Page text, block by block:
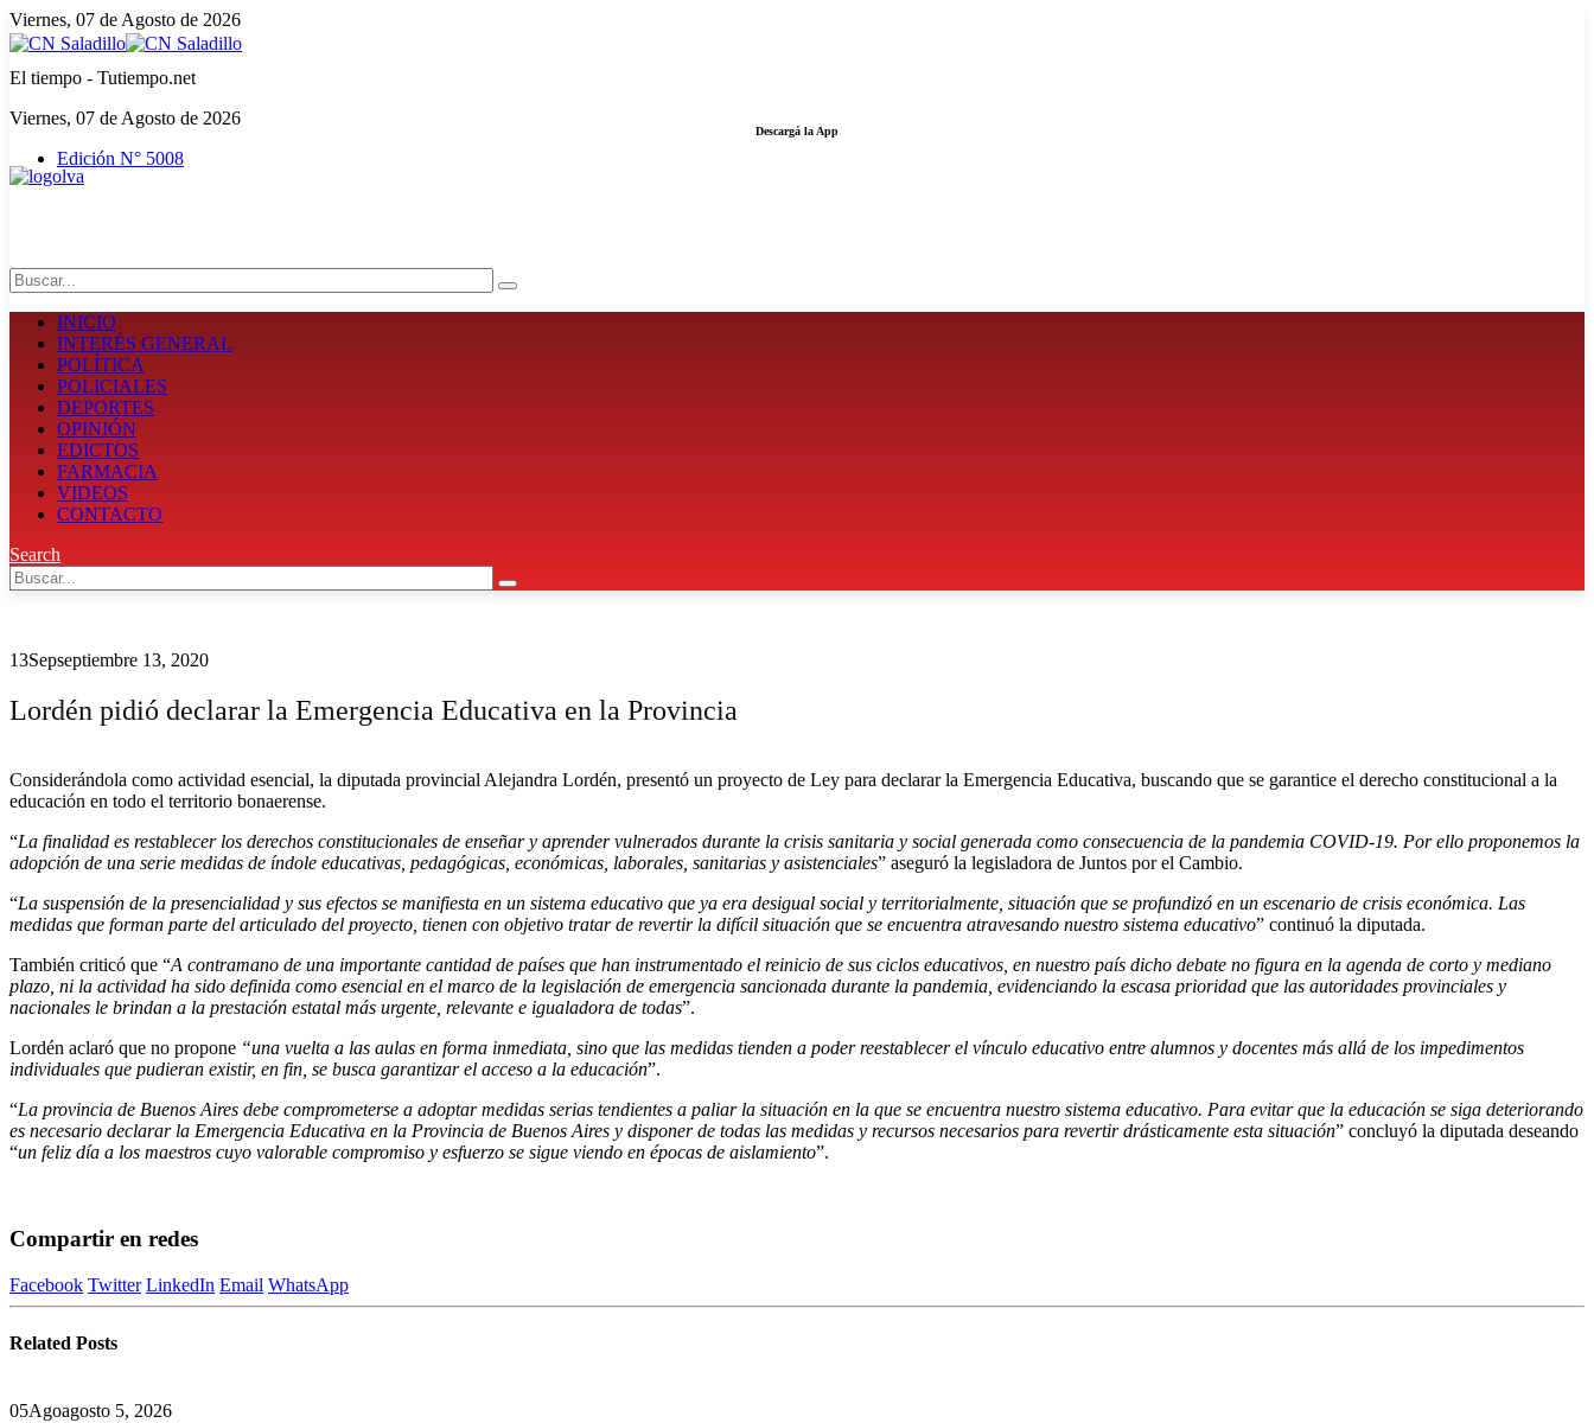
Viernes, 07 de Agosto de 2026
El tiempo - Tutiempo.net
Viernes, 07 de Agosto de 2026
Edición N° 5008
Descargá la App
INICIO
INTERÉS GENERAL
POLÍTICA
POLICIALES
DEPORTES
OPINIÓN
EDICTOS
FARMACIA
VIDEOS
CONTACTO
Search
13Sepseptiembre 13, 2020
Lordén pidió declarar la Emergencia Educativa en la Provincia
Considerándola como actividad esencial, la diputada provincial Alejandra Lordén, presentó un proyecto de Ley para declarar la Emergencia Educativa, buscando que se garantice el derecho constitucional a la
educación en todo el territorio bonaerense.
“La finalidad es restablecer los derechos constitucionales de enseñar y aprender vulnerados durante la crisis sanitaria y social generada como consecuencia de la pandemia COVID-19. Por ello proponemos la
adopción de una serie medidas de índole educativas, pedagógicas, económicas, laborales, sanitarias y asistenciales” aseguró la legisladora de Juntos por el Cambio.
“La suspensión de la presencialidad y sus efectos se manifiesta en un sistema educativo que ya era desigual social y territorialmente, situación que se profundizó en un escenario de crisis económica. Las
medidas que forman parte del articulado del proyecto, tienen con objetivo tratar de revertir la difícil situación que se encuentra atravesando nuestro sistema educativo” continuó la diputada.
También criticó que “A contramano de una importante cantidad de países que han instrumentado el reinicio de sus ciclos educativos, en nuestro país dicho debate no figura en la agenda de corto y mediano
plazo, ni la actividad ha sido definida como esencial en el marco de la legislación de emergencia sancionada durante la pandemia, evidenciando la escasa prioridad que las autoridades provinciales y
nacionales le brindan a la prestación estatal más urgente, relevante e igualadora de todas”.
Lordén aclaró que no propone “una vuelta a las aulas en forma inmediata, sino que las medidas tienden a poder reestablecer el vínculo educativo entre alumnos y docentes más allá de los impedimentos
individuales que pudieran existir, en fin, se busca garantizar el acceso a la educación”.
“La provincia de Buenos Aires debe comprometerse a adoptar medidas serias tendientes a paliar la situación en la que se encuentra nuestro sistema educativo. Para evitar que la educación se siga deteriorando
es necesario declarar la Emergencia Educativa en la Provincia de Buenos Aires y disponer de todas las medidas y recursos necesarios para revertir drásticamente esta situación” concluyó la diputada deseando
“un feliz día a los maestros cuyo valorable compromiso y esfuerzo se sigue viendo en épocas de aislamiento”.
Compartir en redes
Facebook Twitter LinkedIn Email WhatsApp
Related Posts
05Agoagosto 5, 2026